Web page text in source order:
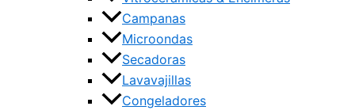
Campanas
Microondas
Secadoras
Lavavajillas
Congeladores